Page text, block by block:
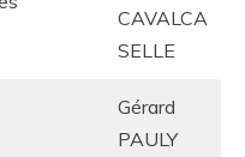
CAVALCA
SELLE
Gérard
PAULY